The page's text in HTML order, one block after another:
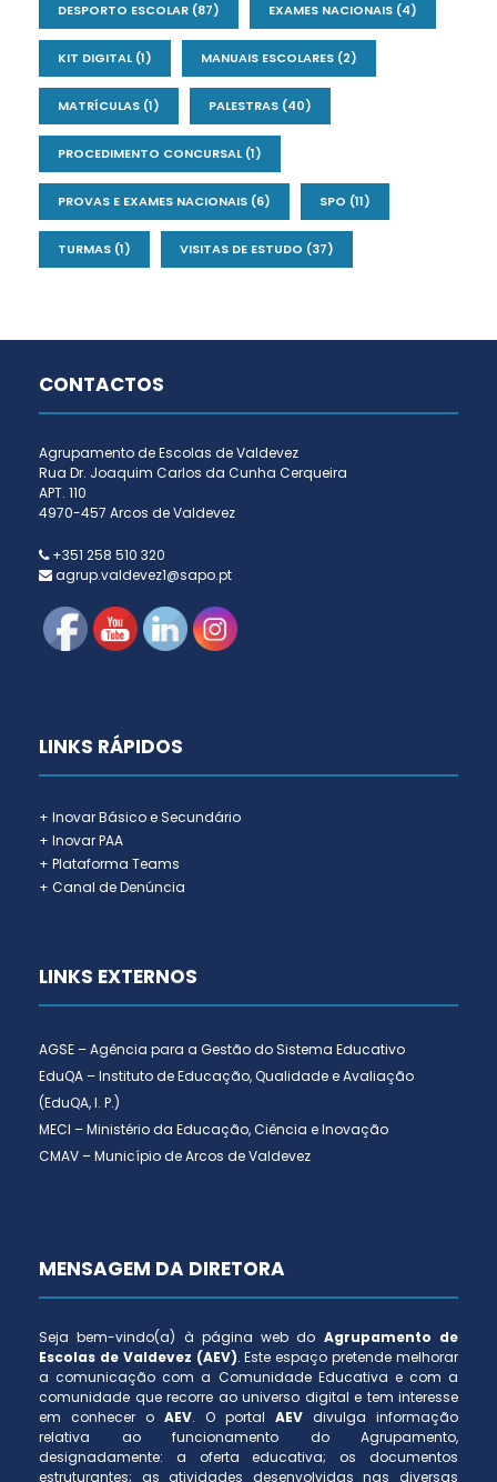
DESPORTO ESCOLAR (87) EXAMES NACIONAIS (4)
KIT DIGITAL(1) MANUAIS ESCOLARES (2)
MATRÍCULAS (1) PALESTRAS (40)
PROCEDIMENTO CONCURSAL(1)
PROVAS E EXAMES NACIONAIS (6) SPO (11)
TURMAS (1) VISITAS DE ESTUDO (37)
CONTACTOS
Agrupamento de Escolas de Valdevez
Rua Dr. Joaquim Carlos da Cunha Cerqueira
APT. 110
4970-457 Arcos de Valdevez
+351 258 510 320
agrup.valdevez1@sapo.pt
LINKS RÁPIDOS
+ Inovar Básico e Secundário
+ Inovar PAA
+ Plataforma Teams
+ Canal de Denúncia
LINKS EXTERNOS
AGSE – Agência para a Gestão do Sistema Educativo
EduQA – Instituto de Educação, Qualidade e Avaliação
(EduQA, I. P.)
MECI – Ministério da Educação, Ciência e Inovação
CMAV – Município de Arcos de Valdevez
MENSAGEM DA DIRETORA
Seja bem-vindo(a) à página web do Agrupamento de
Escolas de Valdevez (AEV). Este espaço pretende melhorar
a comunicação com a Comunidade Educativa e com a
comunidade que recorre ao universo digital e tem interesse
em conhecer o AEV. O portal AEV divulga informação
relativa ao funcionamento do Agrupamento,
designadamente: a oferta educativa; os documentos
estruturantes; as atividades desenvolvidas nas diversas